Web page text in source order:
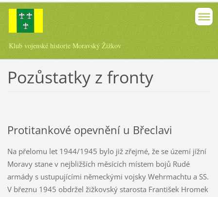
Klub vojenské historie Moravský Žižkov
Pozůstatky z fronty
Protitankové opevnění u Břeclavi
Na přelomu let 1944/1945 bylo již zřejmé, že se území jížní
Moravy stane v nejbližších měsících místem bojů Rudé
armády s ustupujícími německými vojsky Wehrmachtu a SS.
V březnu 1945 obdržel žižkovský starosta František Hromek